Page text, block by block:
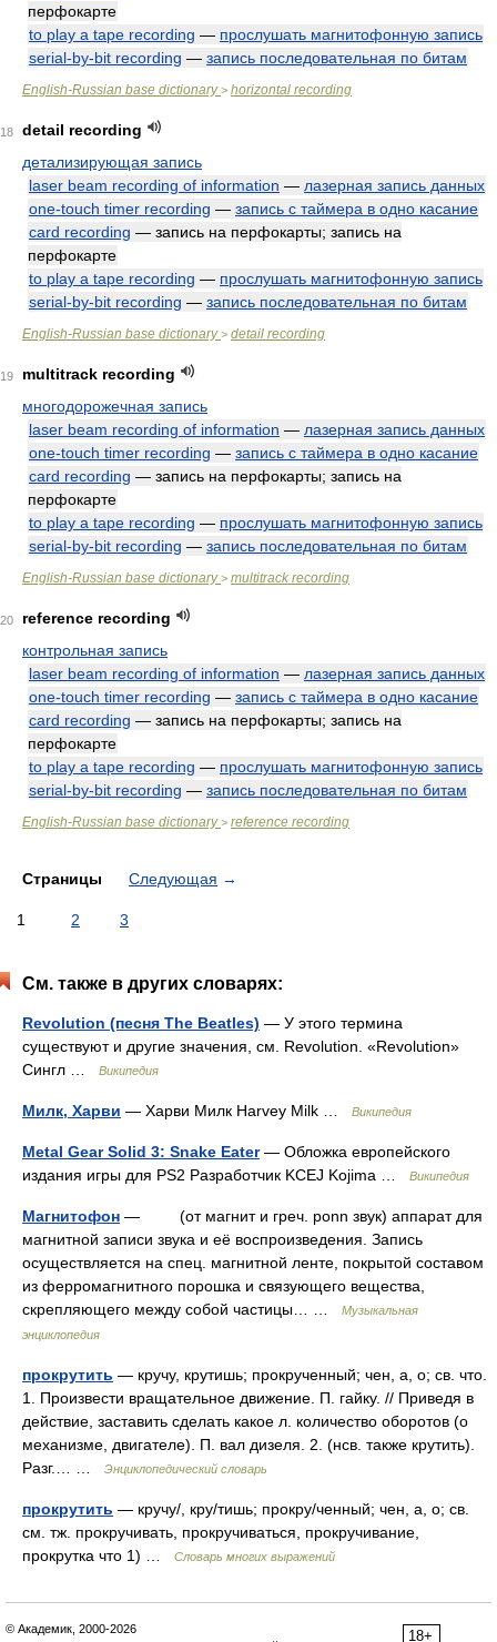
перфокарте
to play a tape recording — прослушать магнитофонную запись
serial-by-bit recording — запись последовательная по битам
English-Russian base dictionary> horizontal recording
18
detail recording
детализирующая запись
laser beam recording of information — лазерная запись данных
one-touch timer recording — запись с таймера в одно касание
card recording — запись на перфокарты; запись на
перфокарте
to play a tape recording — прослушать магнитофонную запись
serial-by-bit recording — запись последовательная по битам
English-Russian base dictionary> detail recording
19
multitrack recording
многодорожечная запись
laser beam recording of information — лазерная запись данных
one-touch timer recording — запись с таймера в одно касание
card recording — запись на перфокарты; запись на
перфокарте
to play a tape recording — прослушать магнитофонную запись
serial-by-bit recording — запись последовательная по битам
English-Russian base dictionary> multitrack recording
20
reference recording
контрольная запись
laser beam recording of information — лазерная запись данных
one-touch timer recording — запись с таймера в одно касание
card recording — запись на перфокарты; запись на
перфокарте
to play a tape recording — прослушать магнитофонную запись
serial-by-bit recording — запись последовательная по битам
English-Russian base dictionary> reference recording
Страницы Следующая →
1 2 3
См. также в других словарях:
Revolution (песня The Beatles) — У этого термина
существуют и другие значения, см. Revolution. «Revolution»
Сингл …
Википедия
Милк, Харви — Харви Милк Harvey Milk … Википедия
Metal Gear Solid 3: Snake Eater— Обложка европейского
издания игры для PS2 Разработчик KCEJ Kojima …
Википедия
Магнитофон — (от магнит и греч. ponn звук) аппарат для
магнитной записи звука и её воспроизведения. Запись
осуществляется на спец. магнитной ленте, покрытой составом
из ферромагнитного порошка и связующего вещества,
скрепляющего между собой частицы… …
Музыкальная
энциклопедия
прокрутить — кручу, крутишь; прокрученный; чен, а, о; св. что.
1. Произвести вращательное движение. П. гайку. // Приведя в
действие, заставить сделать какое л. количество оборотов (о
механизме, двигателе). П. вал дизеля. 2. (нсв. также крутить).
Разг.… …
Энциклопедический словарь
прокрутить — кручу/, кру/тишь; прокру/ченный; чен, а, о; св.
см. тж. прокручивать, прокручиваться, прокручивание,
прокрутка что 1) …
Словарь многих выражений
18+
© Академик, 2000-2026